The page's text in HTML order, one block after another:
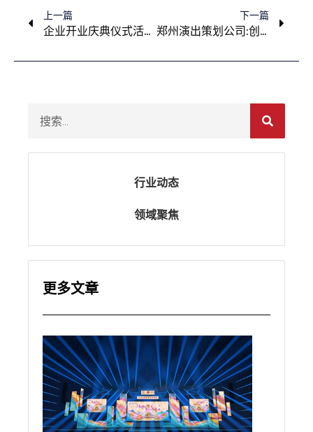
上一篇
企业开业庆典仪式活动如何策划
下一篇
郑州演出策划公司:创意年会舞台如何搭建布置
行业动态
领域聚焦
更多文章